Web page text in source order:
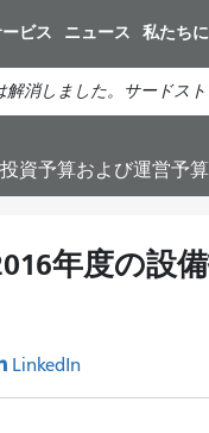
ビス ニュース 私たち
消しました。サードス
資予算および運営予算
年度の設
LinkedIn